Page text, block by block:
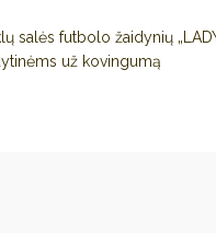
salės futbolo žaidynių
už kovingumą